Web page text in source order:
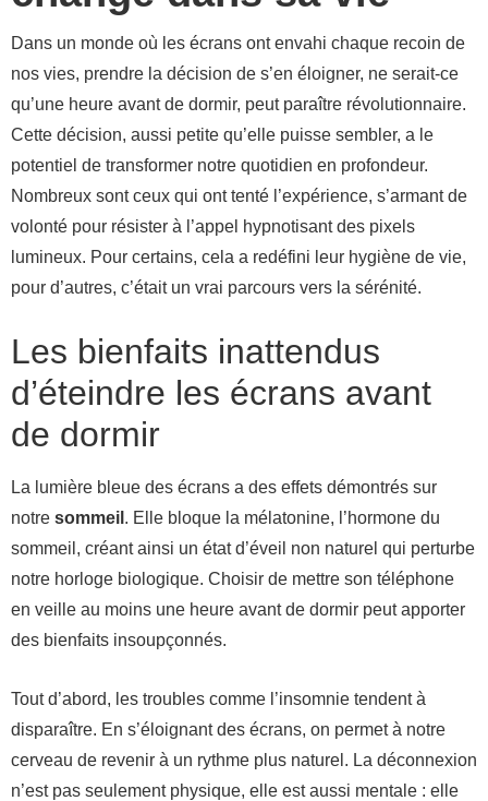
Dans un monde où les écrans ont envahi chaque recoin de
nos vies, prendre la décision de s’en éloigner, ne serait-ce
qu’une heure avant de dormir, peut paraître révolutionnaire.
Cette décision, aussi petite qu’elle puisse sembler, a le
potentiel de transformer notre quotidien en profondeur.
Nombreux sont ceux qui ont tenté l’expérience, s’armant de
volonté pour résister à l’appel hypnotisant des pixels
lumineux. Pour certains, cela a redéfini leur hygiène de vie,
pour d’autres, c’était un vrai parcours vers la sérénité.
Les bienfaits inattendus
d’éteindre les écrans avant
de dormir
La lumière bleue des écrans a des effets démontrés sur
notre sommeil . Elle bloque la mélatonine, l’hormone du
sommeil, créant ainsi un état d’éveil non naturel qui perturbe
notre horloge biologique. Choisir de mettre son téléphone
en veille au moins une heure avant de dormir peut apporter
des bienfaits insoupçonnés.
Tout d’abord, les troubles comme l’insomnie tendent à
disparaître. En s’éloignant des écrans, on permet à notre
cerveau de revenir à un rythme plus naturel. La déconnexion
n’est pas seulement physique, elle est aussi mentale : elle